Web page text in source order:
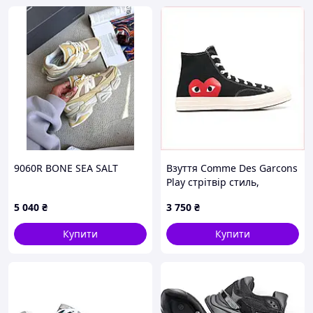
Доставка УкрПоштою 2 - 4 дня, в деяких
випадках до 10 днів.
Доставка в точку видачі Rozetka 4 - 5
днів.
Посилки відправляються на протязі
доби після замовлення післяплатою або
повної оплати.
У понеділок відправки не відбуваються,
переносяться на вівторок.
Після відправки, висилаю Вам в СМС
номер декларації і розрахункову дату
При покупці від 2000 гривень і 100%
=== Якщо розмір не підійшов, то
можливий обмін. ===
більше або менше. Відсилаєте пару. Я
отримую її і висилаю Вам необхідну.
Витрати по обміну розміру (перевізник
9060R BONE SEA SALT
5 040 ₴
Купити
Взуття Comme Des Garcons
Play стрітвір стиль,
3 750 ₴
Купити